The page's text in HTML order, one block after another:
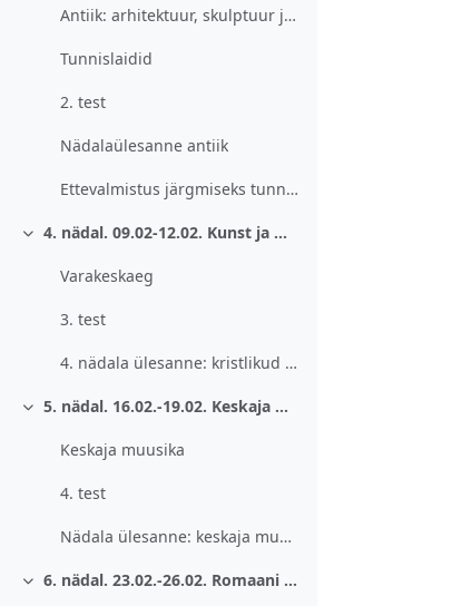
Antiik: arhitektuur, skulptuur ja maal
Tunnislaidid
2. test
Nädalaülesanne antiik
Ettevalmistus järgmiseks tunniks.
Ahenda 4. nädal. 09.02-12.02. Kunst ja muusika varakristlikul perioodil. Bütsants.
Varakeskaeg
3. test
4. nädala ülesanne: kristlikud sümbolid kunstis.
Ahenda 5. nädal. 16.02.-19.02. Keskaja muusika. Kiriklik ja ilmalik laul.
Keskaja muusika
4. test
Nädala ülesanne: keskaja muusika kuulamine
Ahenda 6. nädal. 23.02.-26.02. Romaani ja gooti stiil.